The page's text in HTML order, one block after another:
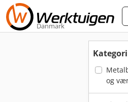
Danmark
Kategori
og